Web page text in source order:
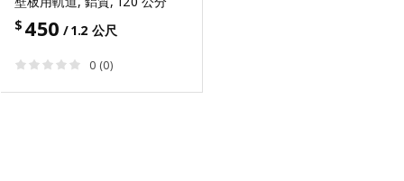
$ 450 / 1.2 公尺
0 (0)